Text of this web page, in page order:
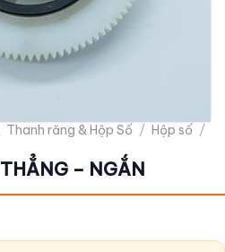
Thanh răng & Hộp Số / Hộp số /
– NGẮN